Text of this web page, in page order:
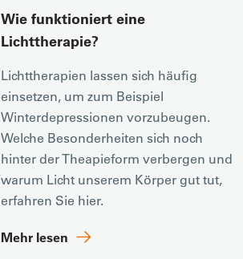
Wie funktioniert eine
Lichttherapie?
Lichttherapien lassen sich häufig
einsetzen, um zum Beispiel
Winterdepressionen vorzubeugen.
Welche Besonderheiten sich noch
hinter der Theapieform verbergen und
warum Licht unserem Körper gut tut,
erfahren Sie hier.
Mehr lesen